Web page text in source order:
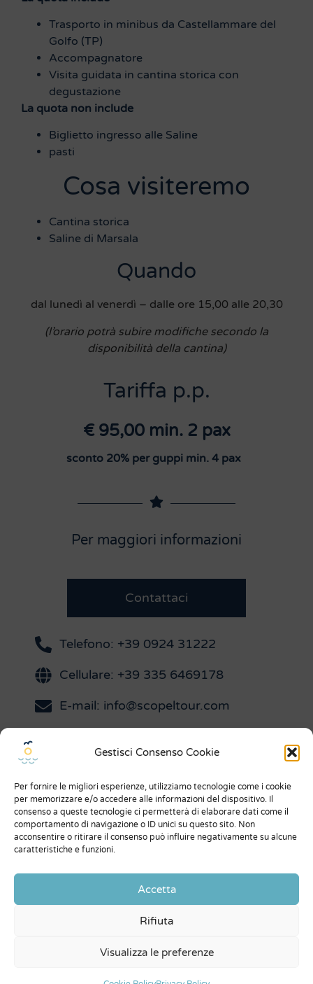
Gestisci Consenso Cookie
Per fornire le migliori esperienze, utilizziamo tecnologie come i cookie
per memorizzare e/o accedere alle informazioni del dispositivo. Il
consenso a queste tecnologie ci permetterà di elaborare dati come il
comportamento di navigazione o ID unici su questo sito. Non
acconsentire o ritirare il consenso può influire negativamente su alcune
caratteristiche e funzioni.
Accetta
Rifiuta
Visualizza le preferenze
Trasporto in minibus da Castellammare del
Golfo (TP)
Accompagnatore
Visita guidata in cantina storica con
degustazione
La quota non include
Biglietto ingresso alle Saline
pasti
Cosa visiteremo
Cantina storica
Saline di Marsala
Quando
dal lunedì al venerdì – dalle ore 15,00 alle 20,30
(l’orario potrà subire modifiche secondo la
disponibilità della cantina)
Tariffa p.p.
€ 95,00 min. 2 pax
sconto 20% per guppi min. 4 pax
Per maggiori informazioni
Contattaci
Telefono: +39 0924 31222
Cellulare: +39 335 6469178
E-mail: info@scopeltour.com
Menu
Chi siamo
Dicono di noi
Expo
Condizioni generali
Privacy Policy
creditsCeformed srl